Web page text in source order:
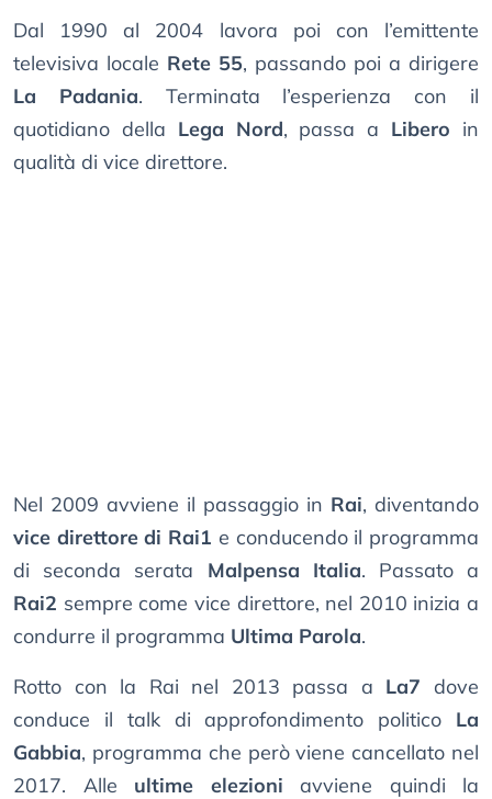
Dal 1990 al 2004 lavora poi con l’emittente
televisiva locale Rete 55, passando poi a dirigere
La Padania. Terminata l’esperienza con il
quotidiano della Lega Nord, passa a Libero in
qualità di vice direttore.
Nel 2009 avviene il passaggio in Rai, diventando
vice direttore di Rai1 e conducendo il programma
di seconda serata Malpensa Italia. Passato a
Rai2 sempre come vice direttore, nel 2010 inizia a
condurre il programma Ultima Parola.
Rotto con la Rai nel 2013 passa a La7 dove
conduce il talk di approfondimento politico La
Gabbia, programma che però viene cancellato nel
2017. Alle ultime elezioni avviene quindi la